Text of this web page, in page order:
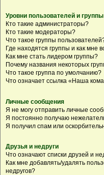
Уровни пользователей и группы
Кто такие администраторы?
Кто такие модераторы?
Что такое группы
Где находятся группы и как мне
Как мне стать лидером группы?
Почему названия некоторых
Что такое группа по умолчанию?
Что означает ссылка «Наша
Личные сообщения
Я не могу отправить личные
Я постоянно получаю
Я получил спам или
Друзья и недруги
Что означают списки друзей и
Как мне добавлять/удалять
недругов?